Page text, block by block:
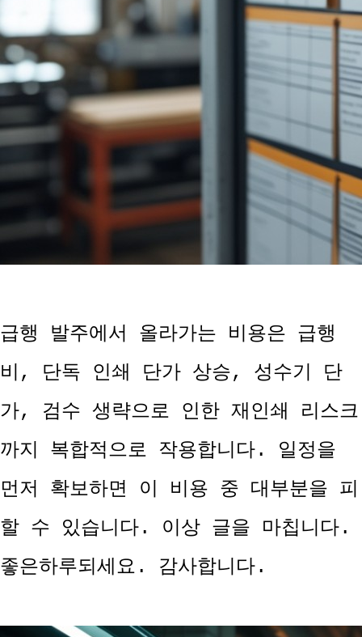
급행 발주에서 올라가는 비용은 급행
비, 단독 인쇄 단가 상승, 성수기 단
가, 검수 생략으로 인한 재인쇄 리스크
까지 복합적으로 작용합니다. 일정을
먼저 확보하면 이 비용 중 대부분을 피
할 수 있습니다. 이상 글을 마칩니다.
좋은하루되세요. 감사합니다.